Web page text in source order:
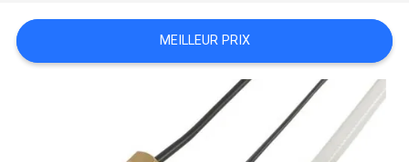
DEMANDEZ
MEILLEUR PRIX